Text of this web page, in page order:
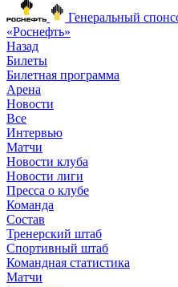
Генеральный
«Роснефть»
Назад
Билеты
Билетная программа
Арена
Новости
Все
Интервью
Матчи
Новости клуба
Новости лиги
Пресса о клубе
Команда
Состав
Тренерский штаб
Спортивный штаб
Командная статистика
Матчи